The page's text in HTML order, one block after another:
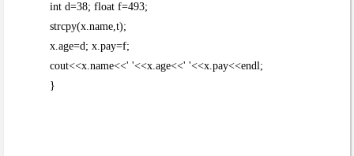
int d=38; float f=493;
strcpy(x.name,t);
x.age=d; x.pay=f;
cout<<x.name<<' '<<x.age<<' '<<x.pay<<endl;
}